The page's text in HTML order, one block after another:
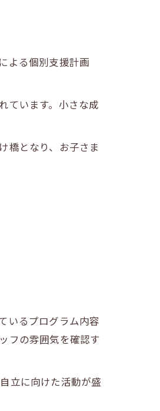
よる個別支援計画
ています。小さな成
橋となり、お子さま
いるプログラム内容
フの雰囲気を確認す
立に向けた活動が盛